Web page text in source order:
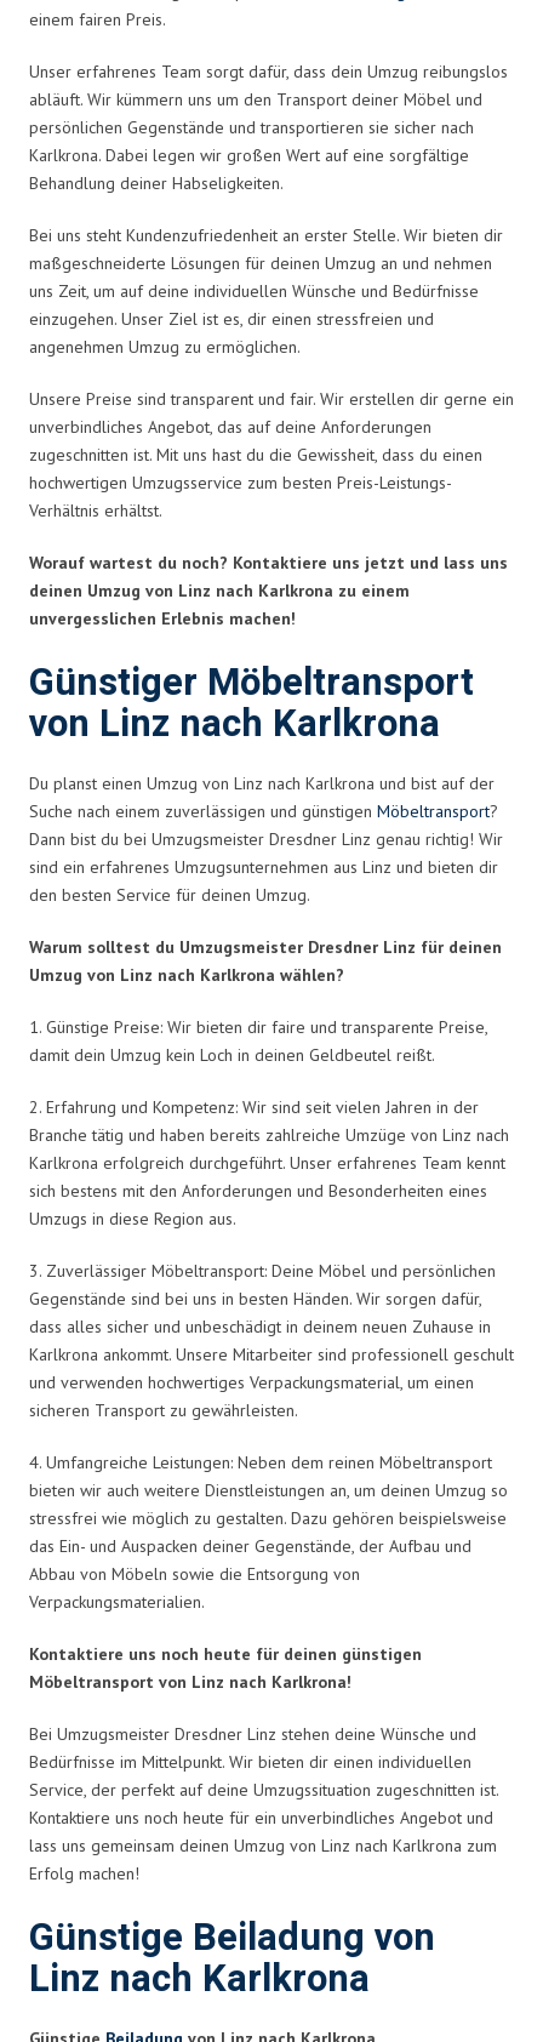
einem fairen Preis.
Unser erfahrenes Team sorgt dafür, dass dein Umzug reibungslos
abläuft. Wir kümmern uns um den Transport deiner Möbel und
persönlichen Gegenstände und transportieren sie sicher nach
Karlkrona. Dabei legen wir großen Wert auf eine sorgfältige
Behandlung deiner Habseligkeiten.
Bei uns steht Kundenzufriedenheit an erster Stelle. Wir bieten dir
maßgeschneiderte Lösungen für deinen Umzug an und nehmen
uns Zeit, um auf deine individuellen Wünsche und Bedürfnisse
einzugehen. Unser Ziel ist es, dir einen stressfreien und
angenehmen Umzug zu ermöglichen.
Unsere Preise sind transparent und fair. Wir erstellen dir gerne ein
unverbindliches Angebot, das auf deine Anforderungen
zugeschnitten ist. Mit uns hast du die Gewissheit, dass du einen
hochwertigen Umzugsservice zum besten Preis-Leistungs-
Verhältnis erhältst.
Worauf wartest du noch? Kontaktiere uns jetzt und lass uns
deinen Umzug von Linz nach Karlkrona zu einem
unvergesslichen Erlebnis machen!
Günstiger Möbeltransport
von Linz nach Karlkrona
Du planst einen Umzug von Linz nach Karlkrona und bist auf der
Suche nach einem zuverlässigen und günstigen Möbeltransport?
Dann bist du bei Umzugsmeister Dresdner Linz genau richtig! Wir
sind ein erfahrenes Umzugsunternehmen aus Linz und bieten dir
den besten Service für deinen Umzug.
Warum solltest du Umzugsmeister Dresdner Linz für deinen
Umzug von Linz nach Karlkrona wählen?
1. Günstige Preise: Wir bieten dir faire und transparente Preise,
damit dein Umzug kein Loch in deinen Geldbeutel reißt.
2. Erfahrung und Kompetenz: Wir sind seit vielen Jahren in der
Branche tätig und haben bereits zahlreiche Umzüge von Linz nach
Karlkrona erfolgreich durchgeführt. Unser erfahrenes Team kennt
sich bestens mit den Anforderungen und Besonderheiten eines
Umzugs in diese Region aus.
3. Zuverlässiger Möbeltransport: Deine Möbel und persönlichen
Gegenstände sind bei uns in besten Händen. Wir sorgen dafür,
dass alles sicher und unbeschädigt in deinem neuen Zuhause in
Karlkrona ankommt. Unsere Mitarbeiter sind professionell geschult
und verwenden hochwertiges Verpackungsmaterial, um einen
sicheren Transport zu gewährleisten.
4. Umfangreiche Leistungen: Neben dem reinen Möbeltransport
bieten wir auch weitere Dienstleistungen an, um deinen Umzug so
stressfrei wie möglich zu gestalten. Dazu gehören beispielsweise
das Ein- und Auspacken deiner Gegenstände, der Aufbau und
Abbau von Möbeln sowie die Entsorgung von
Verpackungsmaterialien.
Kontaktiere uns noch heute für deinen günstigen
Möbeltransport von Linz nach Karlkrona!
Bei Umzugsmeister Dresdner Linz stehen deine Wünsche und
Bedürfnisse im Mittelpunkt. Wir bieten dir einen individuellen
Service, der perfekt auf deine Umzugssituation zugeschnitten ist.
Kontaktiere uns noch heute für ein unverbindliches Angebot und
lass uns gemeinsam deinen Umzug von Linz nach Karlkrona zum
Erfolg machen!
Günstige Beiladung von
Linz nach Karlkrona